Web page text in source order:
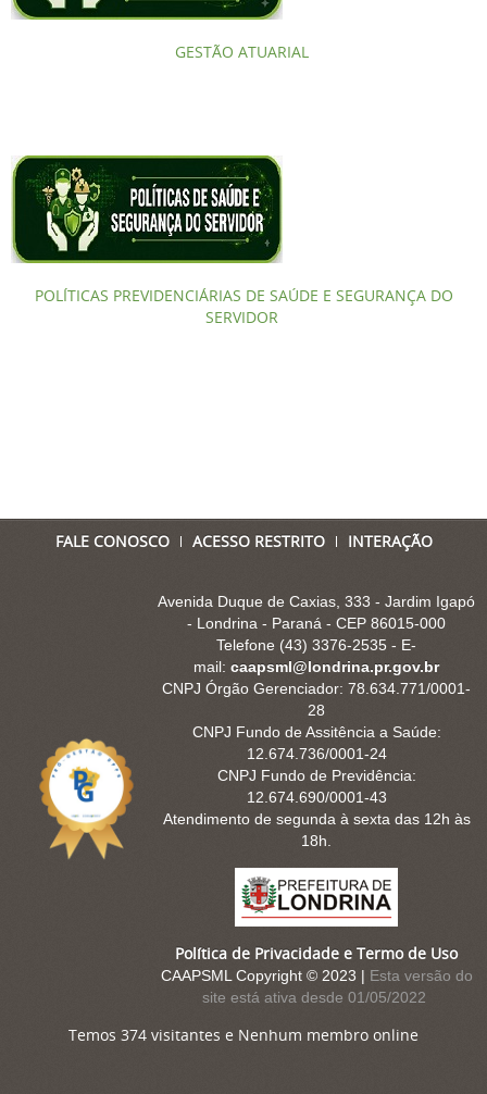
GESTÃO ATUARIAL
POLÍTICAS PREVIDENCIÁRIAS DE SAÚDE E SEGURANÇA DO
SERVIDOR
FALE CONOSCO ACESSO RESTRITO INTERAÇÃO
Avenida Duque de Caxias, 333 - Jardim Igapó
- Londrina - Paraná - CEP 86015-000
Telefone (43) 3376-2535 - E-
mail: caapsml@londrina.pr.gov.br
CNPJ Órgão Gerenciador: 78.634.771/0001-
28
CNPJ Fundo de Assitência a Saúde:
12.674.736/0001-24
CNPJ Fundo de Previdência:
12.674.690/0001-43
Atendimento de segunda à sexta das 12h às
18h.
Política de Privacidade e Termo de Uso
CAAPSML Copyright © 2023 | Esta versão do
site está ativa desde 01/05/2022
Temos 374 visitantes e Nenhum membro online